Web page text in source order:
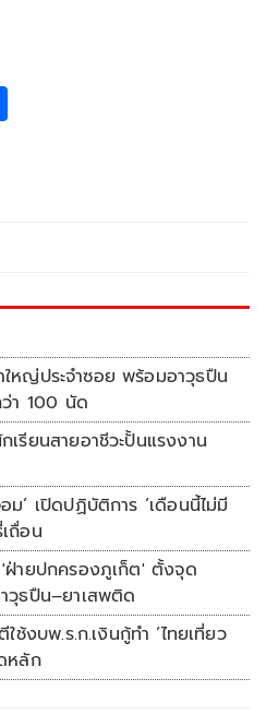
ใหญ่ประจำซอย พร้อมอาวุธปืน
า 100 นัด
เรียนสายอาชีวะปั้นแรงงาน
ม’ เปิดปฏิบัติการ ‘เดือนนี้ไม่มี
ถื่อน
ฝ่ายปกครองภูเก็ต' ตั้งจุด
วุธปืน–ยาเสพติด
ใช้งบพ.ร.ก.เงินกู้ทำ ‘ไทยเที่ยว
หลัก